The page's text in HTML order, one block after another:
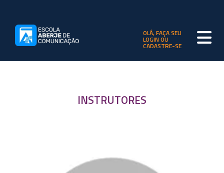
OLÁ, FAÇA SEU
LOGIN OU
CADASTRE-SE
INSTRUTORES